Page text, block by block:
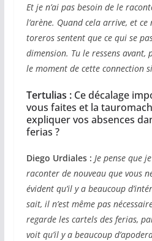
Et je n’ai pas besoin de le
l’arène. Quand cela arrive, et ce
toreros sentent que ce qui se
dimension. Tu le ressens avant,
le moment de cette connection
Tertulias :Ce décalage
vous faites et la
expliquer vos absences
ferias ?
Diego Urdiales : Je pense que
raconter de nouveau que vous
évident qu’il y a beaucoup
sait, il n’est même pas
regarde les cartels des ferias,
voit qu’il y a beaucoup